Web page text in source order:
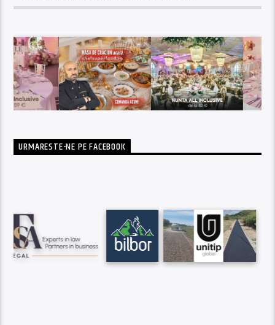
URMARESTE-NE PE FACEBOOK